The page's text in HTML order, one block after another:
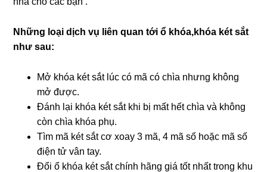
Những loại dịch vụ liên quan tới ổ khóa,khóa két sắt
như sau:
Mở khóa két sắt lúc có mã có chìa nhưng không
mở được.
Đánh lại khóa két sắt khi bị mất hết chìa và không
còn chìa khóa phụ.
Tìm mã két sắt cơ xoay 3 mã, 4 mã số hoặc mã số
điện tử vân tay.
Đổi ổ khóa két sắt chính hãng giá tốt nhất trong khu